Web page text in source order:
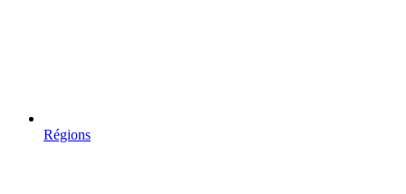
Régions